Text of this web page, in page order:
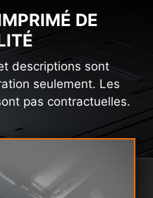
DE
descriptions sont
seulement. Les
pas contractuelles.